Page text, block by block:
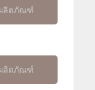
ลิตภัณฑ์
ลิตภัณฑ์